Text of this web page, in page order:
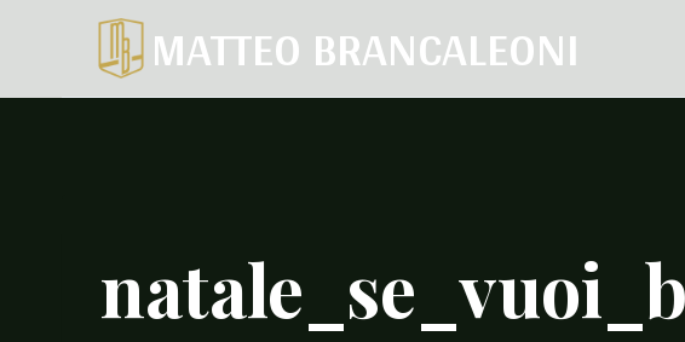
contenuto
MATTEO BRANCALEONI